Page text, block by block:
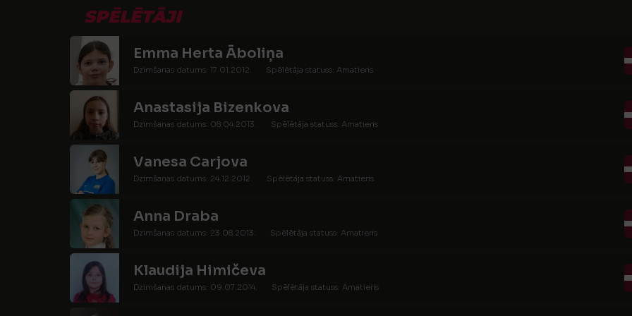
SPĒLĒTĀJI
Emma Herta Āboliņa
Dzimšanas datums: 17.01.2012. Spēlētāja statuss: Amatieris
Anastasija Bizenkova
Dzimšanas datums: 08.04.2013. Spēlētāja statuss: Amatieris
Vanesa Carjova
Dzimšanas datums: 24.12.2012. Spēlētāja statuss: Amatieris
Anna Draba
Dzimšanas datums: 23.08.2013. Spēlētāja statuss: Amatieris
Klaudija Himičeva
Dzimšanas datums: 09.07.2014. Spēlētāja statuss: Amatieris